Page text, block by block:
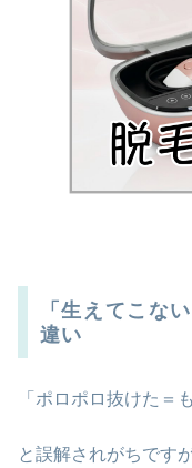
「生えてこな
違い
「ポロポロ抜けた＝
と誤解されがちです